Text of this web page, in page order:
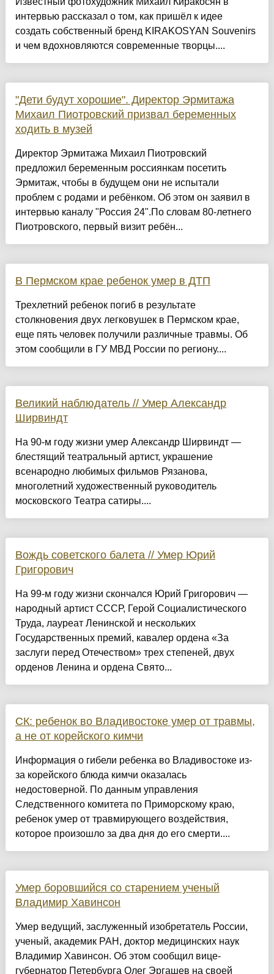
интервью рассказал о том, как пришёл к идее
создать собственный бренд KIRAKOSYAN Souvenirs
и чем вдохновляются современные творцы....
"Дети будут хорошие". Директор Эрмитажа
Михаил Пиотровский призвал беременных
ходить в музей
Директор Эрмитажа Михаил Пиотровский
предложил беременным россиянкам посетить
Эрмитаж, чтобы в будущем они не испытали
проблем с родами и ребёнком. Об этом он заявил в
интервью каналу "Россия 24".По словам 80-летнего
Пиотровского, первый визит ребён...
В Пермском крае ребенок умер в ДТП
Трехлетний ребенок погиб в результате
столкновения двух легковушек в Пермском крае,
еще пять человек получили различные травмы. Об
этом сообщили в ГУ МВД России по региону....
Великий наблюдатель // Умер Александр
Ширвиндт
На 90-м году жизни умер Александр Ширвиндт —
блестящий театральный артист, украшение
всенародно любимых фильмов Рязанова,
многолетний художественный руководитель
московского Театра сатиры....
Вождь советского балета // Умер Юрий
Григорович
На 99-м году жизни скончался Юрий Григорович —
народный артист СССР, Герой Социалистического
Труда, лауреат Ленинской и нескольких
Государственных премий, кавалер ордена «За
заслуги перед Отечеством» трех степеней, двух
орденов Ленина и ордена Свято...
СК: ребенок во Владивостоке умер от травмы,
а не от корейского кимчи
Информация о гибели ребенка во Владивостоке из-
за корейского блюда кимчи оказалась
недостоверной. По данным управления
Следственного комитета по Приморскому краю,
ребенок умер от травмирующего воздействия,
которое произошло за два дня до его смерти....
Умер боровшийся со старением ученый
Владимир Хавинсон
Умер ведущий, заслуженный изобретатель России,
ученый, академик РАН, доктор медицинских наук
Владимир Хавинсон. Об этом сообщил вице-
губернатор Петербурга Олег Эргашев на своей